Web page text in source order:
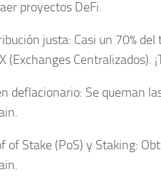
proyectos DeFi.
justa: Casi un 70%
(Exchanges Centralizados).
deflacionario: Se queman
of Stake (PoS) y Staking: